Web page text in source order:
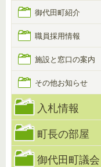
御代田町紹介
職員採用情報
施設と窓口の案内
その他お知らせ
入札情報
町長の部屋
御代田町議会